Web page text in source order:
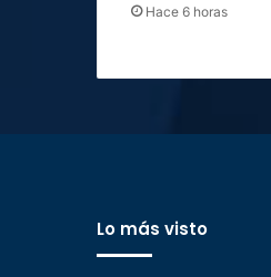
Hace 6 horas
Lo más visto